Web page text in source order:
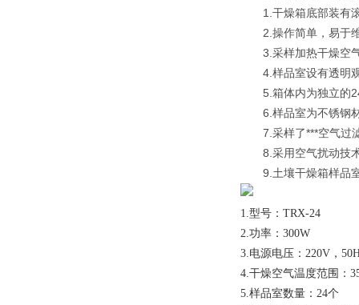
1.干燥箱底部装有滚
2.操作简单，易于
3.采样加热干燥空气
4.样品室设有透明观
5.箱体内为独立的24
6.样品室为不锈钢材
7.采样了***空气过滤
8.采用空气扰动技术
9.土壤干燥箱样品室
1.型号：TRX-24
2.功率：300W
3.电源电压：220V，
4.干燥空气温度范围：
5.样品室数量：24个